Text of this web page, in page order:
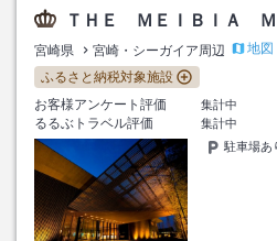
ＴＨＥ ＭＥＩＢＩＡ Ｍ
宮崎県 宮崎・シーガイア周辺
地図
ふるさと納税対象施設
お客様アンケート評価
集計中
るるぶトラベル評価
集計中
駐車場あ